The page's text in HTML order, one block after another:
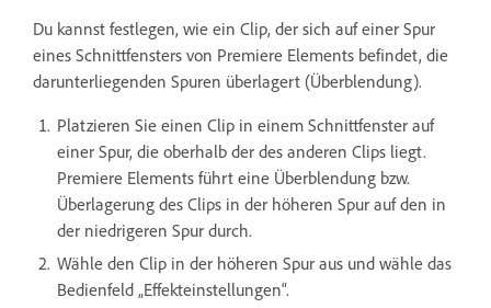
Du kannst festlegen, wie ein Clip, der sich auf einer Spur
eines Schnittfensters von Premiere Elements befindet, die
darunterliegenden Spuren überlagert (Überblendung).
Platzieren Sie einen Clip in einem Schnittfenster auf
einer Spur, die oberhalb der des anderen Clips liegt.
Premiere Elements führt eine Überblendung bzw.
Überlagerung des Clips in der höheren Spur auf den in
der niedrigeren Spur durch.
Wähle den Clip in der höheren Spur aus und wähle das
Bedienfeld „Effekteinstellungen“.